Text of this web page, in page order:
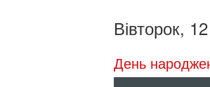
Вівторок,
День